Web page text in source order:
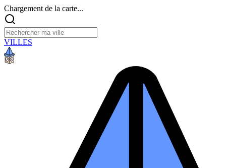
Chargement de la carte...
VILLES